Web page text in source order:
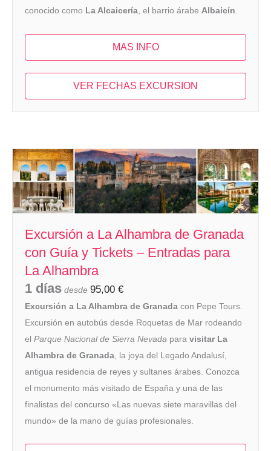
conocido como La Alcaicería, el barrio árabe Albaicín.
MAS INFO
VER FECHAS EXCURSION
Excursión a La Alhambra de Granada
con Guía y Tickets – Entradas para
La Alhambra
1 días desde 95,00 €
Excursión a La Alhambra de Granada con Pepe Tours.
Excursión en autobús desde Roquetas de Mar rodeando
el Parque Nacional de Sierra Nevada para visitar La
Alhambra de Granada , la joya del Legado Andalusí,
antigua residencia de reyes y sultanes árabes. Conozca
el monumento más visitado de España y una de las
finalistas del concurso «Las nuevas siete maravillas del
mundo» de la mano de guías profesionales.